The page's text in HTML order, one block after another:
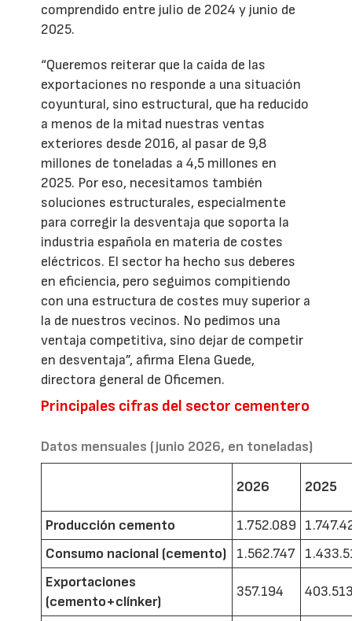
comprendido entre julio de 2024 y junio de
2025.
“Queremos reiterar que la caída de las
exportaciones no responde a una situación
coyuntural, sino estructural, que ha reducido
a menos de la mitad nuestras ventas
exteriores desde 2016, al pasar de 9,8
millones de toneladas a 4,5 millones en
2025. Por eso, necesitamos también
soluciones estructurales, especialmente
para corregir la desventaja que soporta la
industria española en materia de costes
eléctricos. El sector ha hecho sus deberes
en eficiencia, pero seguimos compitiendo
con una estructura de costes muy superior a
la de nuestros vecinos. No pedimos una
ventaja competitiva, sino dejar de competir
en desventaja”, afirma Elena Guede,
directora general de Oficemen.
Principales cifras del sector cementero
Datos mensuales (junio 2026, en toneladas)
2026 2025
Producción cemento 1.752.089
Consumo nacional (cemento)
1.562.747
Exportaciones
(cemento+clínker)
357.194